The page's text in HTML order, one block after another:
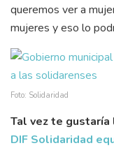
queremos ver a
mujeres y eso lo
Foto: Solidaridad
Tal vez te gustaría
DIF Solidaridad